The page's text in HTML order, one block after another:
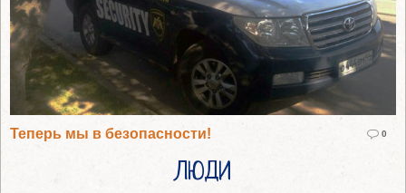
Теперь мы в безопасности! 0
ЛЮДИ